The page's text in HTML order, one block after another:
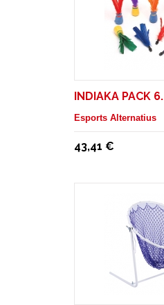
INDIAKA PACK 6.
Esports Alternatius
43,41 €